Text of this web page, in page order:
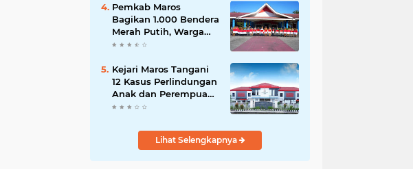
Dusun Berbasis GIS ke
Desa Bonto Matene
Pemkab Maros
Bagikan 1.000 Bendera
Merah Putih, Warga
Kurang Mampu Jadi
Kejari Maros Tangani
12 Kasus Perlindungan
Anak dan Perempuan
Hingga Juli 2026
Lihat Selengkapnya